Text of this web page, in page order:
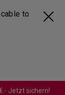
to
- Jetzt sichern!